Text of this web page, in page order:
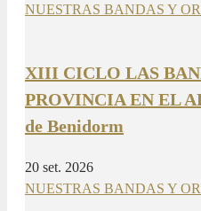
NUESTRAS BANDAS Y
XIII CICLO LAS
PROVINCIA EN EL
de Benidorm
20 set. 2026
NUESTRAS BANDAS Y